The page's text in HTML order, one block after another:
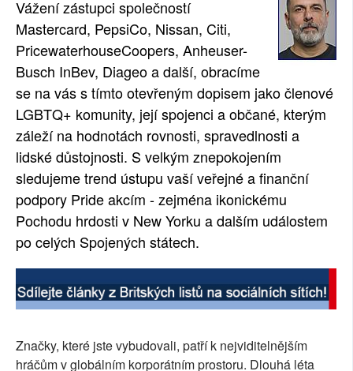
RUBRIKY
PLNÁ VERZE STRÁNEK
Vážení zástupci společností
Mastercard, PepsiCo, Nissan, Citi,
PricewaterhouseCoopers, Anheuser-
Busch InBev, Diageo a další, obracíme
se na vás s tímto otevřeným dopisem jako členové
LGBTQ+ komunity, její spojenci a občané, kterým
záleží na hodnotách rovnosti, spravedlnosti a
lidské důstojnosti. S velkým znepokojením
sledujeme trend ústupu vaší veřejné a finanční
podpory Pride akcím - zejména ikonickému
Pochodu hrdosti v New Yorku a dalším událostem
po celých Spojených státech.
Značky, které jste vybudovali, patří k nejviditelnějším
hráčům v globálním korporátním prostoru. Dlouhá léta